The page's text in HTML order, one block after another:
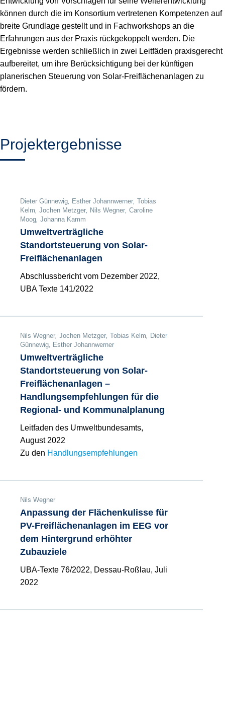
können durch die im Konsortium vertretenen Kompetenzen auf
breite Grundlage gestellt und in Fachworkshops an die
Erfahrungen aus der Praxis rückgekoppelt werden. Die
Ergebnisse werden schließlich in zwei Leitfäden praxisgerecht
aufbereitet, um ihre Berücksichtigung bei der künftigen
planerischen Steuerung von Solar-Freiflächenanlagen zu
fördern.
Projektergebnisse
Dieter Günnewig, Esther Johannwerner, Tobias
Kelm, Jochen Metzger, Nils Wegner, Caroline
Moog, Johanna Kamm
Umweltverträgliche
Standortsteuerung von Solar-
Freiflächenanlagen
Abschlussbericht vom Dezember 2022,
UBA Texte 141/2022
Nils Wegner, Jochen Metzger, Tobias Kelm, Dieter
Günnewig, Esther Johannwerner
Umweltverträgliche
Standortsteuerung von Solar-
Freiflächenanlagen –
Handlungsempfehlungen für die
Regional- und Kommunalplanung
Leitfaden des Umweltbundesamts,
August 2022
Zu den Handlungsempfehlungen
Nils Wegner
Anpassung der Flächenkulisse für
PV-Freiflächenanlagen im EEG vor
dem Hintergrund erhöhter
Zubauziele
UBA-Texte 76/2022, Dessau-Roßlau, Juli
2022